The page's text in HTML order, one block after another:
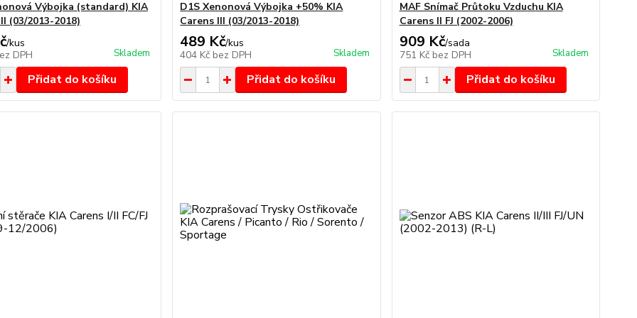
Výbojka (standard) KIA
(03/2013-2018)
/kus
DPH
Skladem
Přidat do košíku
D1S Xenonová Výbojka +50% KIA
Carens III (03/2013-2018)
489 Kč/kus
404 Kč bez DPH Skladem
Přidat do košíku
MAF Snímač Průtoku Vzduchu KIA
Carens II FJ (2002-2006)
909 Kč/sada
751 Kč bez DPH Skladem
Přidat do košíku